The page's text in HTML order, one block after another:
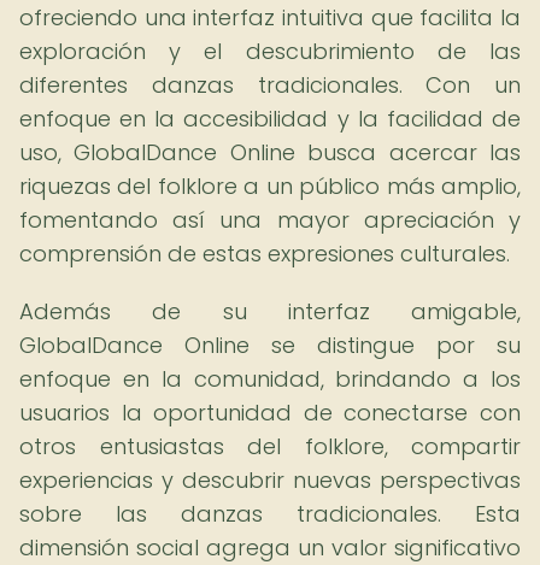
ofreciendo una interfaz intuitiva que facilita la
exploración y el descubrimiento de las
diferentes danzas tradicionales. Con un
enfoque en la accesibilidad y la facilidad de
uso, GlobalDance Online busca acercar las
riquezas del folklore a un público más amplio,
fomentando así una mayor apreciación y
comprensión de estas expresiones culturales.
Además de su interfaz amigable,
GlobalDance Online se distingue por su
enfoque en la comunidad, brindando a los
usuarios la oportunidad de conectarse con
otros entusiastas del folklore, compartir
experiencias y descubrir nuevas perspectivas
sobre las danzas tradicionales. Esta
dimensión social agrega un valor significativo